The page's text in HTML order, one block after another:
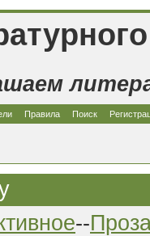
Правила Поиск
--